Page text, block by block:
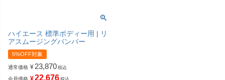
ハイエース 標準ボディー用 | リ
アスムージングバンパー
5%OFF対象
通常価格 ¥ 23,870 税込
会員価格 ¥22,676 税込